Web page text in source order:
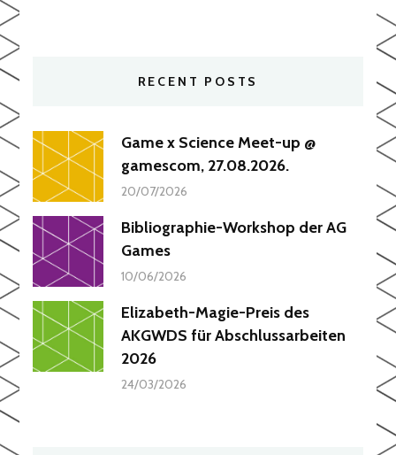
RECENT POSTS
Game x Science Meet-up @
gamescom, 27.08.2026.
20/07/2026
Bibliographie-Workshop der AG
Games
10/06/2026
Elizabeth-Magie-Preis des
AKGWDS für Abschlussarbeiten
2026
24/03/2026